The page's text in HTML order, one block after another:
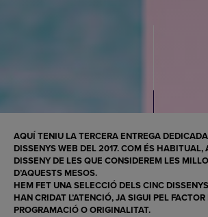
AQUÍ TENIU LA TERCERA ENTREGA
DISSENYS WEB DEL 2017. COM ÉS HABITUAL,
DISSENY DE LES QUE CONSIDEREM LES
D’AQUESTS MESOS.
HEM FET UNA SELECCIÓ DELS CINC
HAN CRIDAT L’ATENCIÓ, JA SIGUI PEL FACTOR
PROGRAMACIÓO ORIGINALITAT.